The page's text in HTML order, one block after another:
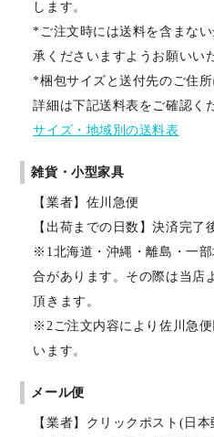
します。
*ご注文時には送料を含まな
承くださいますようお願いい
*梱包サイズと送付先のご住所
詳細は下記送料表をご確認く
サイズ・地域別の送料表
雑貨・小型家具
【業者】佐川急便
【出荷までの日数】決済完了
※1北海道・沖縄・離島・一
合があります。その際は当店
頂きます。
※2ご注文内容により佐川急
います。
メール便
【業者】クリックポスト(日本